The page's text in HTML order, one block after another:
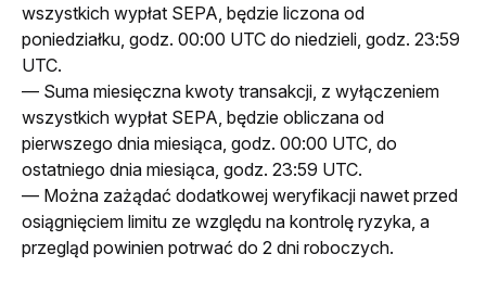
wszystkich wypłat SEPA, będzie liczona od
poniedziałku, godz. 00:00 UTC do niedzieli, godz. 23:59
UTC.
— Suma miesięczna kwoty transakcji, z wyłączeniem
wszystkich wypłat SEPA, będzie obliczana od
pierwszego dnia miesiąca, godz. 00:00 UTC, do
ostatniego dnia miesiąca, godz. 23:59 UTC.
— Można zażądać dodatkowej weryfikacji nawet przed
osiągnięciem limitu ze względu na kontrolę ryzyka, a
przegląd powinien potrwać do 2 dni roboczych.